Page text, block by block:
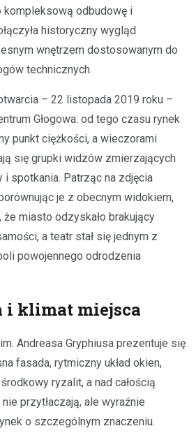
odbudowę i
historyczny wygląd
wnętrzem dostosowanym do
technicznych.
– 22 listopada 2019 roku –
Głogowa: od tego czasu rynek
punkt ciężkości, a wieczorami
się grupki widzów zmierzających
i spotkania. Patrząc na zdjęcia
je z obecnym widokiem,
miasto odzyskało brakujący
a teatr stał się jednym z
powojennego odrodzenia
klimat miejsca
Andreasa Gryphiusa prezentuje się
fasada, rytmiczny układ okien,
ryzalit, a nad całością
przytłaczają, ale wyraźnie
o szczególnym znaczeniu.